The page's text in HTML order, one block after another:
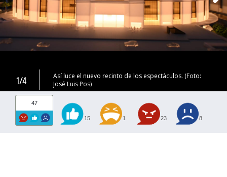
1/4
Así luce el nuevo recinto de los espectáculos. (Foto:
José Luis Pos)
47
15 1 23 8